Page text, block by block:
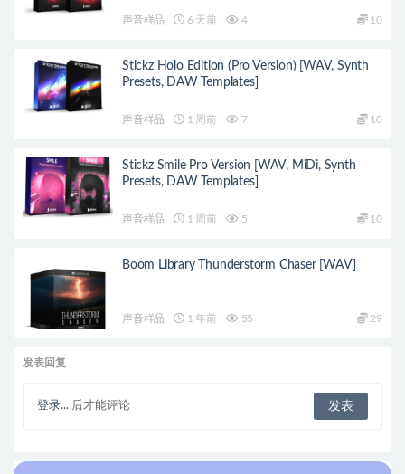
声音样品 6 天前 4 10
Stickz Holo Edition (Pro Version) [WAV, Synth
Presets, DAW Templates]
声音样品 1 周前 7 10
Stickz Smile Pro Version [WAV, MiDi, Synth
Presets, DAW Templates]
声音样品 1 周前 5 10
Boom Library Thunderstorm Chaser [WAV]
声音样品 1 年前 55 29
发表回复
登录... 后才能评论